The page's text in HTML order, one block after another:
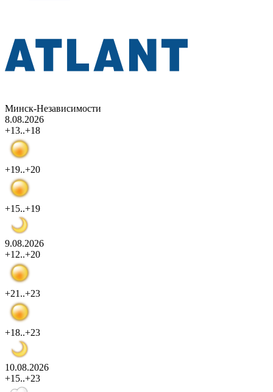
Минск-Независимости
8.08.2026
+13..+18
+19..+20
+15..+19
9.08.2026
+12..+20
+21..+23
+18..+23
10.08.2026
+15..+23